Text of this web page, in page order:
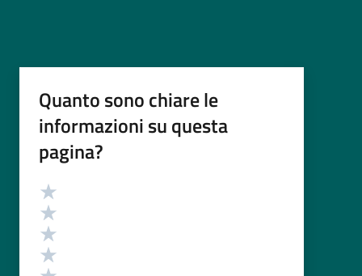
Quanto sono chiare le
informazioni su questa
pagina?
Valutazione